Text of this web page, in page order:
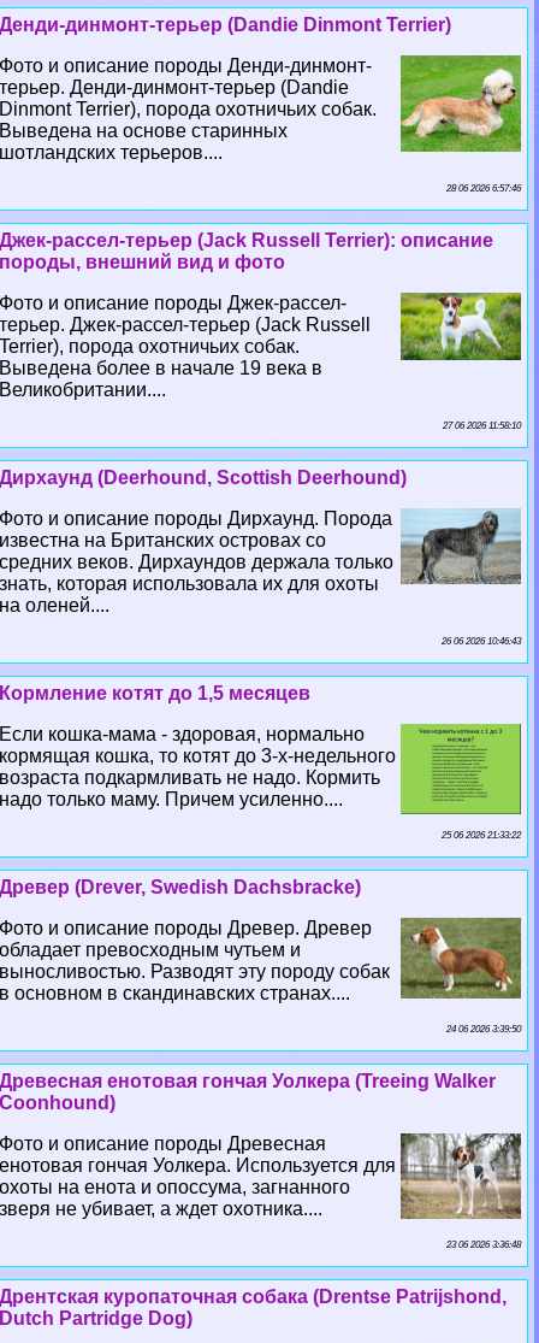
Денди-динмонт-терьер (Dandie Dinmont Terrier)
Фото и описание породы Денди-динмонт-
терьер. Денди-динмонт-терьер (Dandie
Dinmont Terrier), порода охотничьих собак.
Выведена на основе старинных
шотландских терьеров....
28 06 2026 6:57:46
Джек-рассел-терьер (Jack Russell Terrier): описание
породы, внешний вид и фото
Фото и описание породы Джек-рассел-
терьер. Джек-рассел-терьер (Jack Russell
Terrier), порода охотничьих собак.
Выведена более в начале 19 века в
Великобритании....
27 06 2026 11:58:10
Дирхаунд (Deerhound, Scottish Deerhound)
Фото и описание породы Дирхаунд. Порода
известна на Британских островах со
средних веков. Дирхаундов держала только
знать, которая использовала их для охоты
на оленей....
26 06 2026 10:46:43
Кормление котят до 1,5 месяцев
Если кошка-мама - здоровая, нормально
кормящая кошка, то котят до 3-х-недельного
возраста подкармливать не надо. Кормить
надо только маму. Причем усиленно....
25 06 2026 21:33:22
Древер (Drever, Swedish Dachsbracke)
Фото и описание породы Древер. Древер
обладает превосходным чутьем и
выносливостью. Разводят эту породу собак
в основном в скандинавских странах....
24 06 2026 3:39:50
Древесная енотовая гончая Уолкера (Treeing Walker
Coonhound)
Фото и описание породы Древесная
енотовая гончая Уолкера. Используется для
охоты на енота и опоссума, загнанного
зверя не убивает, а ждет охотника....
23 06 2026 3:36:48
Дрентская куропаточная собака (Drentse Patrijshond,
Dutch Partridge Dog)